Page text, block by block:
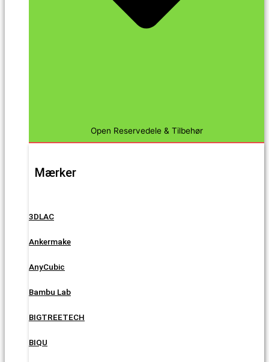
Open Reservedele & Tilbehør
Mærker
3DLAC
Ankermake
AnyCubic
Bambu Lab
BIGTREETECH
BIQU